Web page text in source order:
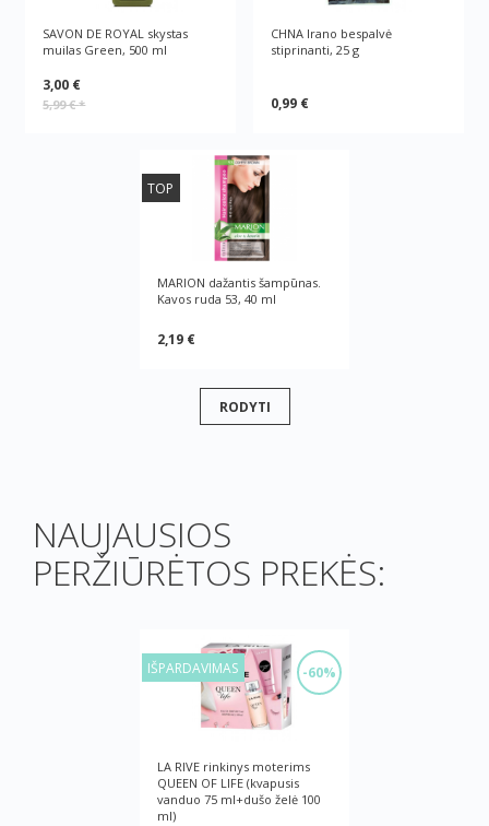
SAVON DE ROYAL skystas
muilas Green, 500 ml
3,00 €
5,99 €*
CHNA Irano bespalvė
stiprinanti, 25 g
0,99 €
TOP
MARION dažantis šampūnas.
Kavos ruda 53, 40 ml
2,19 €
RODYTI
NAUJAUSIOS
PERŽIŪRĖTOS PREKĖS:
-60%
IŠPARDAVIMAS
LA RIVE rinkinys moterims
QUEEN OF LIFE (kvapusis
vanduo 75 ml+dušo želė 100
ml)